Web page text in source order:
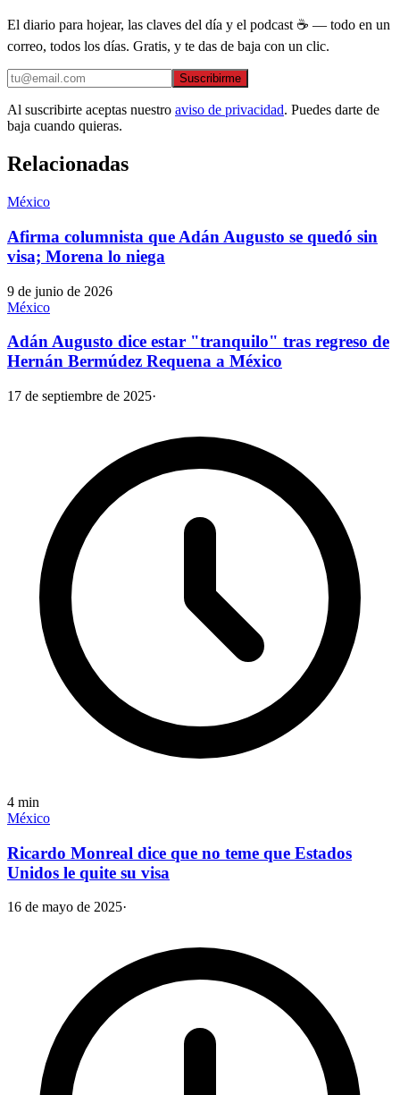
El diario para hojear, las claves del día y el podcast ☕ — todo en un
correo, todos los días. Gratis, y te das de baja con un clic.
Suscribirme
Al suscribirte aceptas nuestro aviso de privacidad. Puedes darte de
baja cuando quieras.
Relacionadas
México
Afirma columnista que Adán Augusto se quedó sin
visa; Morena lo niega
9 de junio de 2026
México
Adán Augusto dice estar "tranquilo" tras regreso de
Hernán Bermúdez Requena a México
17 de septiembre de 2025·
4 min
México
Ricardo Monreal dice que no teme que Estados
Unidos le quite su visa
16 de mayo de 2025·